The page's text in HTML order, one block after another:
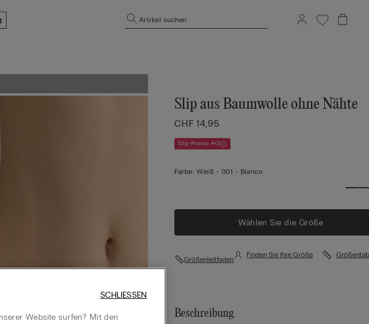
Artikel suchen
Slip aus Baumwolle ohne Nähte
CHF 14,95
Slip-Promo 4+2
Farbe: Weiß - 001 - Bianco
Wählen Sie die Größe
Größenleitfaden
Finden Sie Ihre Größe
Beschreibung
Website surfen? Mit den
SCHLIESSEN